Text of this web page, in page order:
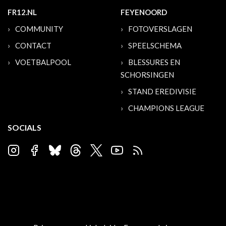
FR12.NL
COMMUNITY
CONTACT
VOETBALPOOL
FEYENOORD
FOTOVERSLAGEN
SPEELSCHEMA
BLESSURES EN
SCHORSINGEN
STAND EREDIVISIE
CHAMPIONS LEAGUE
SOCIALS